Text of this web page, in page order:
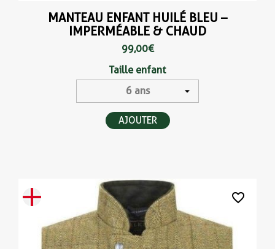
MANTEAU ENFANT HUILÉ BLEU –
IMPERMÉABLE & CHAUD
99,00 €
Taille enfant
AJOUTER
favorite_border